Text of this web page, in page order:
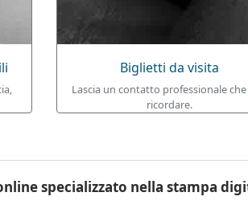
Biglietti da visita
Lascia un contatto professionale che
ricordare.
specializzato nella stampa